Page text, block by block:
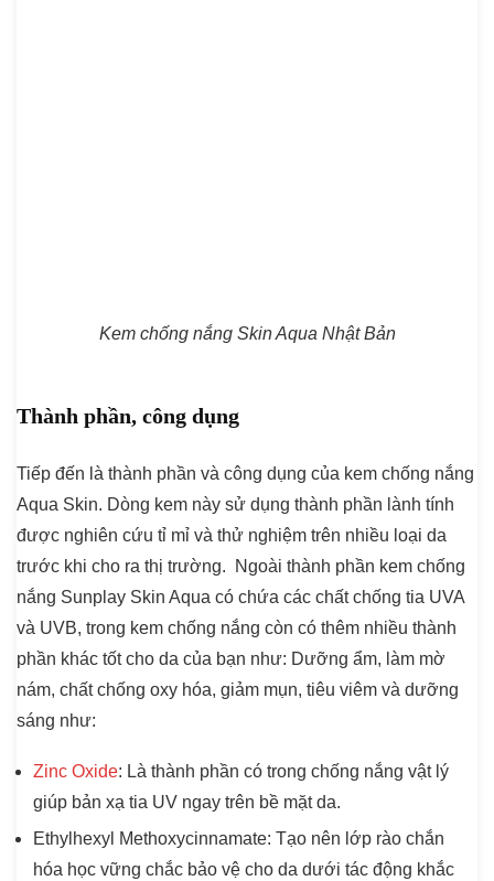
Kem chống nắng Skin Aqua Nhật Bản
Thành phần, công dụng
Tiếp đến là thành phần và công dụng của kem chống nắng
Aqua Skin. Dòng kem này sử dụng thành phần lành tính
được nghiên cứu tỉ mỉ và thử nghiệm trên nhiều loại da
trước khi cho ra thị trường. Ngoài thành phần kem chống
nắng Sunplay Skin Aqua có chứa các chất chống tia UVA
và UVB, trong kem chống nắng còn có thêm nhiều thành
phần khác tốt cho da của bạn như: Dưỡng ẩm, làm mờ
nám, chất chống oxy hóa, giảm mụn, tiêu viêm và dưỡng
sáng như:
Zinc Oxide: Là thành phần có trong chống nắng vật lý
giúp bản xạ tia UV ngay trên bề mặt da.
Ethylhexyl Methoxycinnamate: Tạo nên lớp rào chắn
hóa học vững chắc bảo vệ cho da dưới tác động khắc